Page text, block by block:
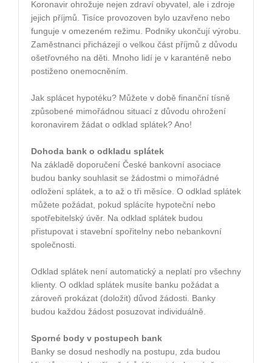
Koronavir ohrožuje nejen zdraví obyvatel, ale i zdroje
jejich příjmů. Tisíce provozoven bylo uzavřeno nebo
funguje v omezeném režimu. Podniky ukončují výrobu.
Zaměstnanci přicházejí o velkou část příjmů z důvodu
ošetřovného na děti. Mnoho lidí je v karanténě nebo
postiženo onemocněním.
Jak splácet hypotéku? Můžete v době finanční tísně
způsobené mimořádnou situací z důvodu ohrožení
koronavirem žádat o odklad splátek? Ano!
Dohoda bank o odkladu splátek
Na základě doporučení České bankovní asociace
budou banky souhlasit se žádostmi o mimořádné
odložení splátek, a to až o tři měsíce. O odklad splátek
můžete požádat, pokud splácíte hypoteční nebo
spotřebitelský úvěr. Na odklad splátek budou
přistupovat i stavební spořitelny nebo nebankovní
společnosti.
Odklad splátek není automatický a neplatí pro všechny
klienty. O odklad splátek musíte banku požádat a
zároveň prokázat (doložit) důvod žádosti. Banky
budou každou žádost posuzovat individuálně.
Sporné body v postupech bank
Banky se dosud neshodly na postupu, zda budou